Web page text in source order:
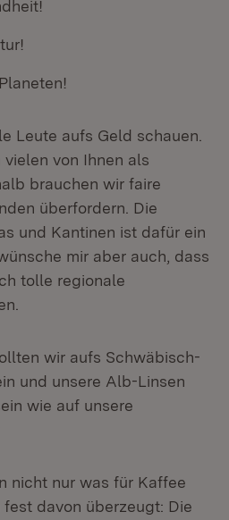
Leute aufs Geld schauen.
von Ihnen als
brauchen wir faire
überfordern. Die
und Kantinen ist dafür ein
mir aber auch, dass
tolle regionale
wir aufs Schwäbisch-
und unsere Alb-Linsen
wie auf unsere
nicht nur was für Kaffee
davon überzeugt: Die